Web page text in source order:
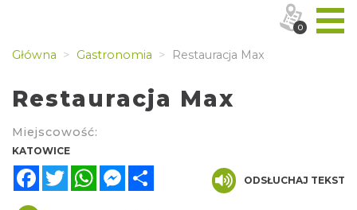
Główna Gastronomia Restauracja Max
Restauracja Max
Miejscowość:
KATOWICE
FacebookTwitterWhatsAppMessenger
ODSŁUCHAJ TEKST
0